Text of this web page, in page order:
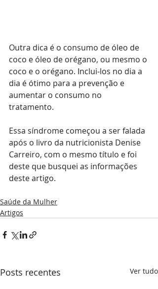
Outra dica é o consumo de óleo de
coco e óleo de orégano, ou mesmo o
coco e o orégano. Inclui-los no dia a
dia é ótimo para a prevenção e
aumentar o consumo no
tratamento.
Essa síndrome começou a ser falada
após o livro da nutricionista Denise
Carreiro, com o mesmo título e foi
deste que busquei as informações
deste artigo.
Saúde da Mulher
Artigos
Posts recentes Ver tudo